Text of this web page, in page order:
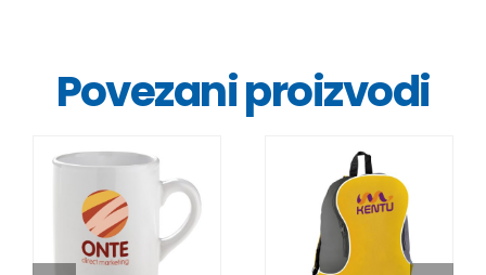
Povezani proizvodi
DETALJI DETALJI